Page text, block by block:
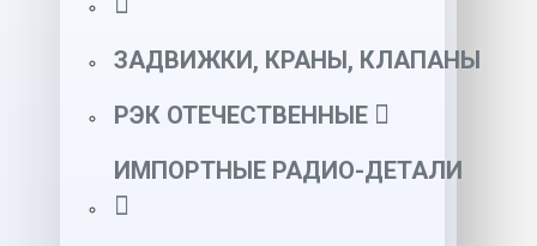
ЗАДВИЖКИ, КРАНЫ, КЛАПАНЫ
РЭК ОТЕЧЕСТВЕННЫЕ
ИМПОРТНЫЕ РАДИО-ДЕТАЛИ